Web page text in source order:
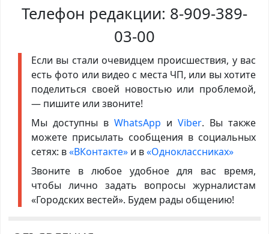
Телефон редакции: 8-909-389-
03-00
Если вы стали очевидцем происшествия, у вас
есть фото или видео с места ЧП, или вы хотите
поделиться своей новостью или проблемой,
— пишите или звоните!
Мы доступны в WhatsApp иViber. Вы также
можете присылать сообщения в социальных
сетях: в«ВКонтакте»и в«Одноклассниках»
Звоните в любое удобное для вас время,
чтобы лично задать вопросы журналистам
«Городских вестей». Будем рады общению!